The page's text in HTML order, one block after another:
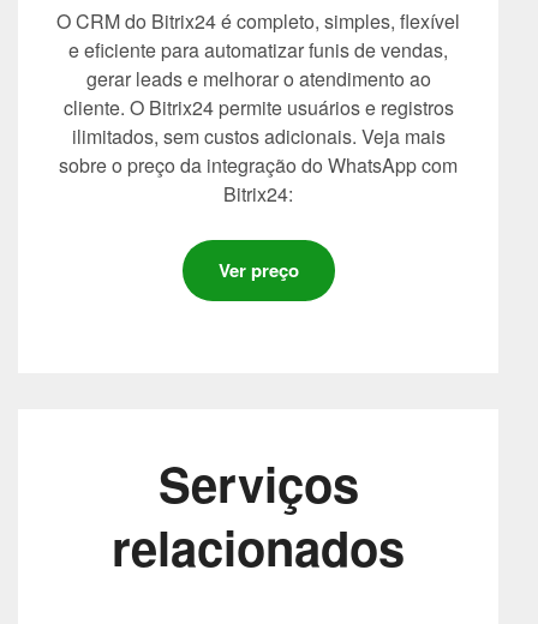
O CRM do Bitrix24 é completo, simples, flexível
e eficiente para automatizar funis de vendas,
gerar leads e melhorar o atendimento ao
cliente. O Bitrix24 permite usuários e registros
ilimitados, sem custos adicionais. Veja mais
sobre o preço da integração do WhatsApp com
Bitrix24:
Ver preço
Serviços
relacionados